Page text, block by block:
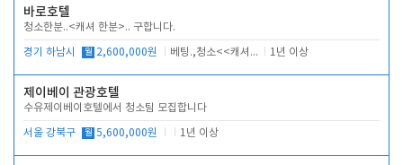
바로호텔
청소한분..<캐셔 한분>.. 구합니다.
경기 하남시 월 2,600,000원 베팅.,청소<<캐셔 모셔봅니다. 1년 이상
제이베이 관광호텔
수유제이베이호텔에서 청소팀 모집합니다
서울 강북구 월 5,600,000원 1년 이상